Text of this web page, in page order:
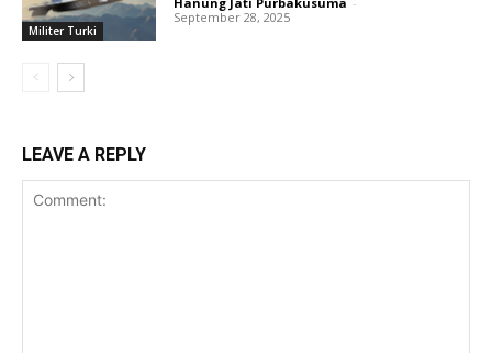
Militer Turki
September 28, 2025
LEAVE A REPLY